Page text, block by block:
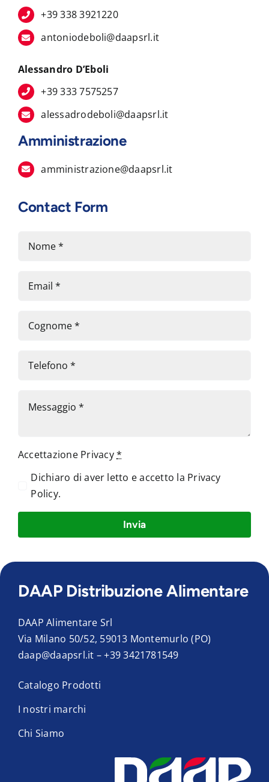
+39 338 3921220
antoniodeboli@daapsrl.it
Alessandro D’Eboli
+39 333 7575257
alessadrodeboli@daapsrl.it
Amministrazione
amministrazione@daapsrl.it
Contact Form
Accettazione Privacy*
Dichiaro di aver letto e accetto la Privacy
Policy.
Invia
DAAP Distribuzione Alimentare
DAAP Alimentare Srl
Via Milano 50/52, 59013 Montemurlo (PO)
daap@daapsrl.it –+39 3421781549
Catalogo Prodotti
I nostri marchi
Chi Siamo